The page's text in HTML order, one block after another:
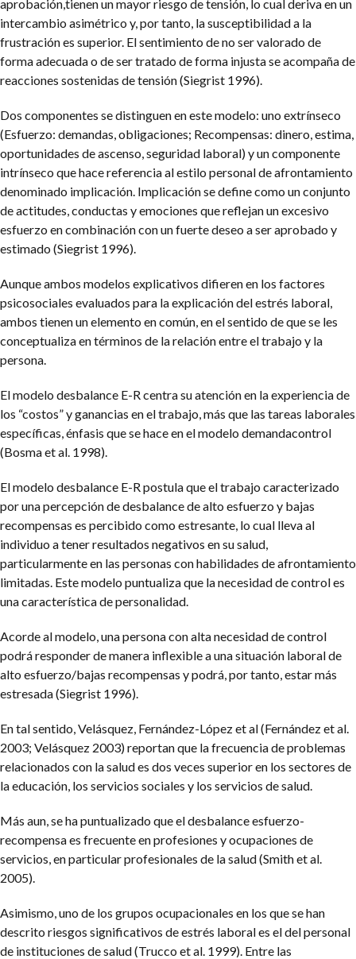
aprobación,tienen un mayor riesgo de tensión, lo cual deriva en un
intercambio asimétrico y, por tanto, la susceptibilidad a la
frustración es superior. El sentimiento de no ser valorado de
forma adecuada o de ser tratado de forma injusta se acompaña de
reacciones sostenidas de tensión (Siegrist 1996).
Dos componentes se distinguen en este modelo: uno extrínseco
(Esfuerzo: demandas, obligaciones; Recompensas: dinero, estima,
oportunidades de ascenso, seguridad laboral) y un componente
intrínseco que hace referencia al estilo personal de afrontamiento
denominado implicación. Implicación se define como un conjunto
de actitudes, conductas y emociones que reflejan un excesivo
esfuerzo en combinación con un fuerte deseo a ser aprobado y
estimado (Siegrist 1996).
Aunque ambos modelos explicativos difieren en los factores
psicosociales evaluados para la explicación del estrés laboral,
ambos tienen un elemento en común, en el sentido de que se les
conceptualiza en términos de la relación entre el trabajo y la
persona.
El modelo desbalance E-R centra su atención en la experiencia de
los “costos” y ganancias en el trabajo, más que las tareas laborales
específicas, énfasis que se hace en el modelo demandacontrol
(Bosma et al. 1998).
El modelo desbalance E-R postula que el trabajo caracterizado
por una percepción de desbalance de alto esfuerzo y bajas
recompensas es percibido como estresante, lo cual lleva al
individuo a tener resultados negativos en su salud,
particularmente en las personas con habilidades de afrontamiento
limitadas. Este modelo puntualiza que la necesidad de control es
una característica de personalidad.
Acorde al modelo, una persona con alta necesidad de control
podrá responder de manera inflexible a una situación laboral de
alto esfuerzo/bajas recompensas y podrá, por tanto, estar más
estresada (Siegrist 1996).
En tal sentido, Velásquez, Fernández-López et al (Fernández et al.
2003; Velásquez 2003) reportan que la frecuencia de problemas
relacionados con la salud es dos veces superior en los sectores de
la educación, los servicios sociales y los servicios de salud.
Más aun, se ha puntualizado que el desbalance esfuerzo-
recompensa es frecuente en profesiones y ocupaciones de
servicios, en particular profesionales de la salud (Smith et al.
2005).
Asimismo, uno de los grupos ocupacionales en los que se han
descrito riesgos significativos de estrés laboral es el del personal
de instituciones de salud (Trucco et al. 1999). Entre las